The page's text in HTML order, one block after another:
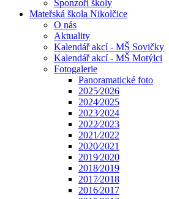
Sponzoři školy
Mateřská škola Nikolčice
O nás
Aktuality
Kalendář akcí - MŠ Sovičky
Kalendář akcí - MŠ Motýlci
Fotogalerie
Panoramatické foto
2025⁄2026
2024⁄2025
2023⁄2024
2022⁄2023
2021⁄2022
2020⁄2021
2019⁄2020
2018⁄2019
2017⁄2018
2016⁄2017